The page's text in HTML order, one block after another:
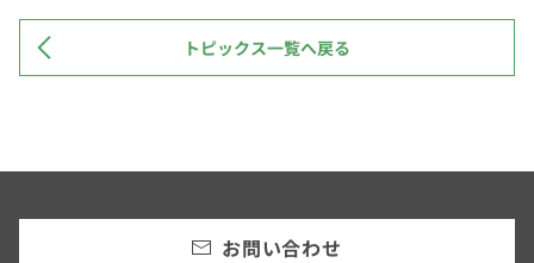
トピックス一覧へ戻る
お問い合わせ